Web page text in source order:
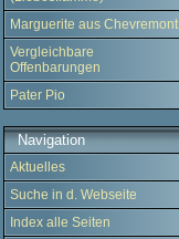
Marguerite aus Chevremont
Vergleichbare
Offenbarungen
Pater Pio
Navigation
Aktuelles
Suche in d. Webseite
Index alle Seiten